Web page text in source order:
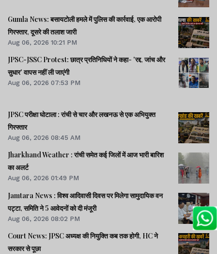
Gumla News: बसायटोली हमले में पुलिस की कार्रवाई, एक आरोपी
गिरफ्तार, दूसरे की तलाश जारी
Aug 06, 2026 10:21 PM
JPSC-JSSC Protest: छात्र प्रतिनिधियों ने कहा- 'रद्द, जांच और
सुधार' वापस नहीं ली जाएंगी
Aug 06, 2026 07:53 PM
JPSC परीक्षा घोटाला : रांची से चार और लखनऊ से एक अभियुक्त
गिरफ्तार
Aug 06, 2026 08:45 AM
Jharkhand Weather : रांची समेत कई जिलों में आज भारी बारिश
का अलर्ट
Aug 06, 2026 01:49 PM
Jamtara News : विश्व आदिवासी दिवस पर मिलेगा सामुदायिक वन
पट्टा, समिति ने 5 आवेदनों को दी मंजूरी
Aug 06, 2026 08:02 PM
Court News: JPSC अध्यक्ष की नियुक्ति कब तक होगी, HC ने
सरकार से पूछा